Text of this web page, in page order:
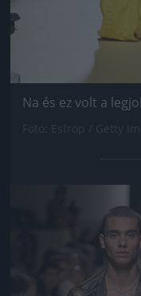
Na és ez volt a